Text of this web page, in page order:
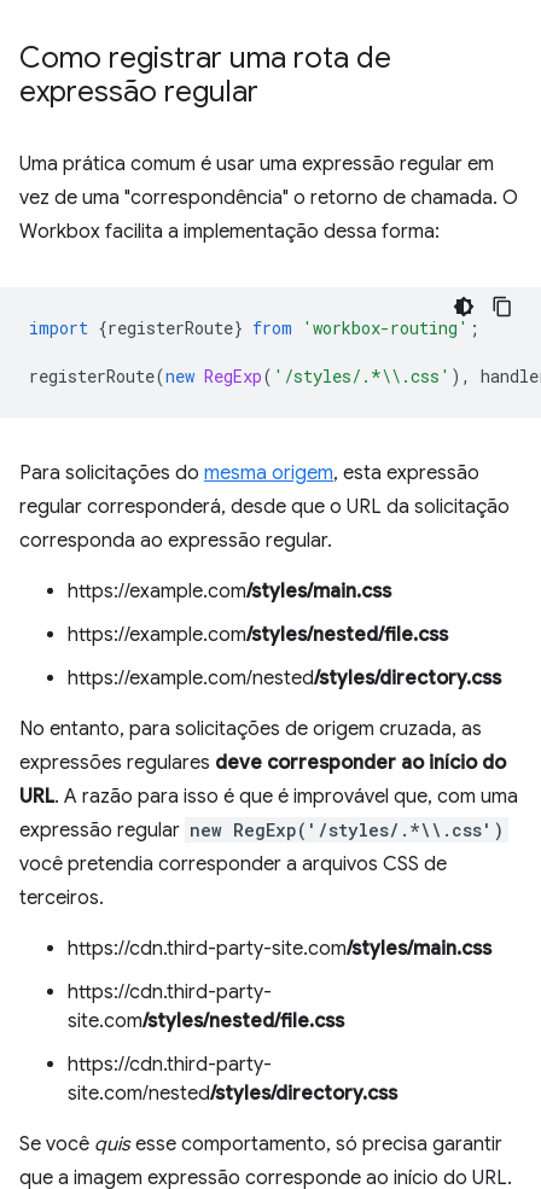
Como registrar uma rota de
expressão regular
Uma prática comum é usar uma expressão regular em
vez de uma "correspondência" o retorno de chamada. O
Workbox facilita a implementação dessa forma:
import {registerRoute} from 'workbox-routing' ;
registerRoute(new RegExp( '/styles/.*\\.css' ),
Para solicitações do mesma origem, esta expressão
regular corresponderá, desde que o URL da solicitação
corresponda ao expressão regular.
https://example.com/styles/main.css
https://example.com/styles/nested/file.css
https://example.com/nested/styles/directory.css
No entanto, para solicitações de origem cruzada, as
expressões regulares deve corresponder ao início do
URL. A razão para isso é que é improvável que, com uma
expressão regular new RegExp('/styles/.*\\.css')
você pretendia corresponder a arquivos CSS de
terceiros.
https://cdn.third-party-site.com/styles/main.css
https://cdn.third-party-
site.com/styles/nested/file.css
https://cdn.third-party-
site.com/nested/styles/directory.css
Se você quisesse comportamento, só precisa garantir
que a imagem expressão corresponde ao início do URL.